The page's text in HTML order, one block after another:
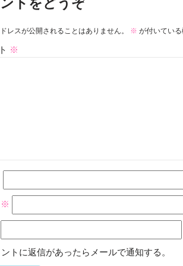
レスが公開されることはありません。 ※ が付いてい
※
※
トに返信があったらメールで通知する。